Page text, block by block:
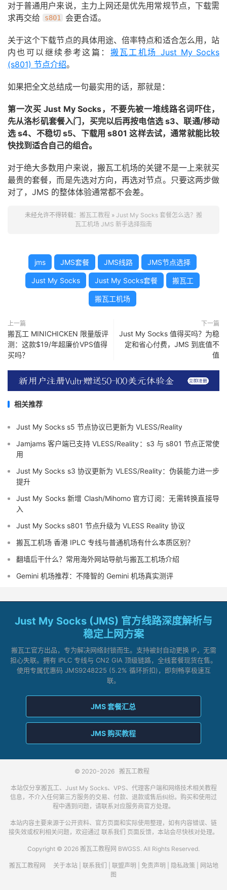
对于普通用户来说，主力上网还是优先用常规节点，下载需
求再交给
s801 会更合适。
关于这个下载节点的具体用途、倍率特点和适合怎么用，站
内也可以继续参考这篇： 搬瓦工机场 Just My Socks
(s801) 节点介绍。
如果把全文总结成一句最实用的话，那就是：
第一次买 Just My Socks，不要先被一堆线路名词吓住，
先从洛杉矶套餐入门，买完以后再按电信选 s3、联通/移动
选 s4、不稳切 s5、下载用 s801 这样去试，通常就能比较
快找到适合自己的组合。
对于绝大多数用户来说，搬瓦工机场的关键不是一上来就买
最贵的套餐，而是先选对方向，再选对节点。只要这两步做
对了，JMS 的整体体验通常都不会差。
未经允许不得转载： 搬瓦工教程 » Just My Socks 套餐怎么选？搬
瓦工机场 JMS 新手选择指南
jms JMS套餐 JMS线路 JMS节点选择
Just My Socks Just My Socks套餐 搬瓦工
搬瓦工机场
上一篇
搬瓦工 MINICHICKEN 限量版评
测：这款$19/年超廉价VPS值得
买吗？
下一篇
Just My Socks 值得买吗？为稳
定和省心付费，JMS 到底值不
值
相关推荐
Just My Socks s5 节点协议已更新为 VLESS/Reality
Jamjams 客户端已支持 VLESS/Reality：s3 与 s801 节点正常使
用
Just My Socks s3 协议更新为 VLESS/Reality：伪装能力进一步
提升
Just My Socks 新增 Clash/Mihomo 官方订阅：无需转换直接导
入
Just My Socks s801 节点升级为 VLESS Reality 协议
搬瓦工机场 香港 IPLC 专线与普通机场有什么本质区别？
翻墙后干什么？常用海外网站导航与搬瓦工机场介绍
Gemini 机场推荐：不降智的 Gemini 机场真实测评
Just My Socks (JMS) 官方线路深度解析与
稳定上网方案
搬瓦工官方出品，专为解决网络封锁而生。支持被封自动更换 IP，无需
担心失联。拥有 IPLC 专线与 CN2 GIA 顶级链路，全线套餐现货在售。
使用专属优惠码 JMS9248225 (5.2% 循环折扣)，即刻畅享极速互
联。
JMS 套餐汇总
JMS 购买教程
© 2020-2026 搬瓦工教程
本站仅分享搬瓦工、Just My Socks、VPS、代理客户端和网络技术相关教程
信息，不介入任何第三方服务的交易、付款、退款或售后纠纷。购买和使用过
程中遇到问题，请联系对应服务商官方处理。
本站内容主要来源于公开资料、官方页面和实际使用整理，如有内容错误、链
接失效或权利相关问题，欢迎通过 联系我们 页面反馈，本站会尽快核对处理。
Copyright © 2026 搬瓦工教程网 BWGSS. All Rights Reserved.
搬瓦工教程网 关于本站| 联系我们 联盟声明 免责声明 隐私政策
网站地
图